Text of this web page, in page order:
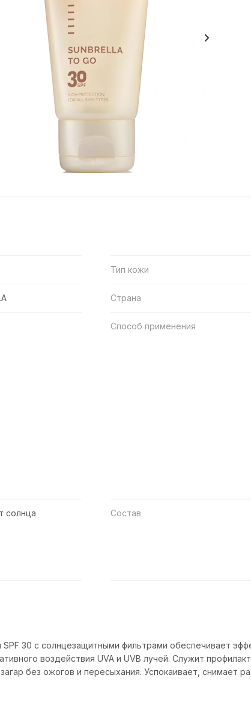
Тип кожи
Страна
Способ применения
солнца Состав
30 с солнцезащитными фильтрами обеспечивает
воздействия UVA и UVB лучей. Служит
без ожогов и пересыхания. Успокаивает, снимает